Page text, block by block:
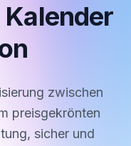
Kalender
zwischen
preisgekrönten
sicher und